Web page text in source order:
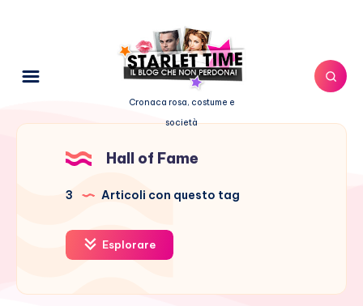
Cronaca rosa, costume e
società
Hall of Fame
3 Articoli con questo tag
Esplorare